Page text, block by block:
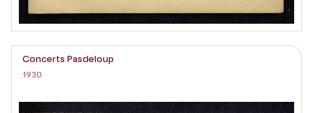
Concerts Pasdeloup
1930